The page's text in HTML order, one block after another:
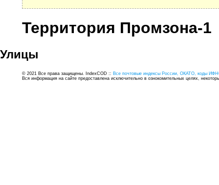
Территория Промзона-1
Улицы
© 2021 Все права защищены. IndexCOD :: Все почтовые индексы России, ОКАТО, коды
Вся информация на сайте предоставлена исключительно в ознокомительных целях,